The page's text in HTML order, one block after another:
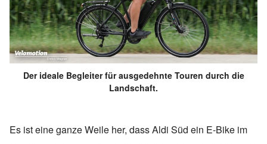
Der ideale Begleiter für ausgedehnte Touren durch die
Landschaft.
Es ist eine ganze Weile her, dass Aldi Süd ein E-Bike im